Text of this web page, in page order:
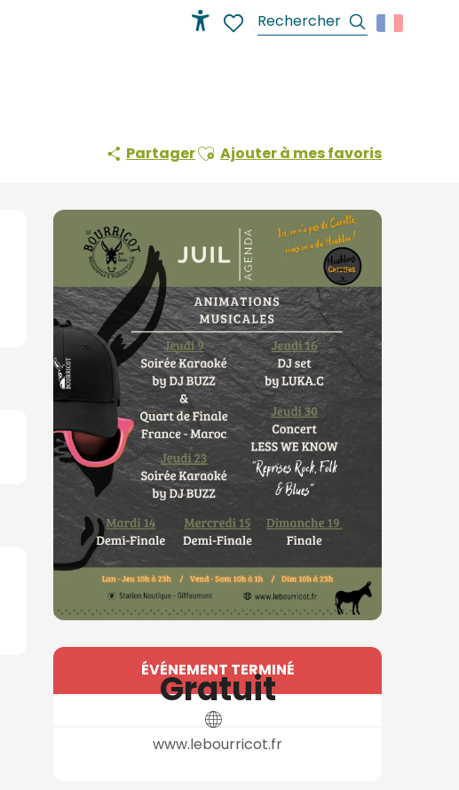
Recherche
PartagerAjouter aux favoris
Ajouter à mes favoris
Ouverture et
ÉVÉNEMENT TERMINÉ
Gratuit
www.lebourricot.fr